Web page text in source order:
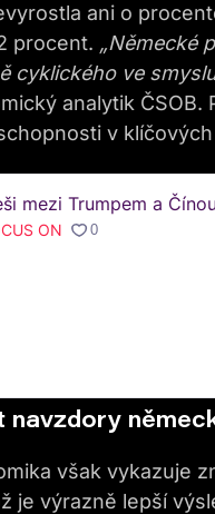
ani o
procent. „Německé
cyklického ve
analytik
v
navzdory
však vykazuje
je výrazně lepší